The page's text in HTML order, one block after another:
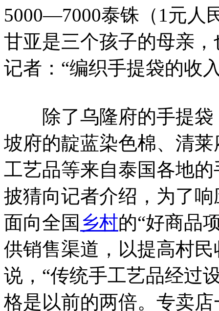
5000—7000泰铢（1元人
甘亚是三个孩子的母亲
记者：“编织手提袋的收
除了乌隆府的手提袋
坡府的靛蓝染色棉、清
工艺品等来自泰国各地
披猜向记者介绍，为了
面向全国 乡村的“好商品
供销售渠道，以提高村
说，“传统手工艺品经过
格是以前的两倍。专卖